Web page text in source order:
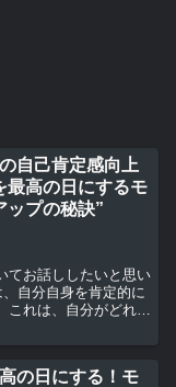
自己肯定感向上
最高の日にするモ
ップの秘訣”
てお話ししたいと思い
自分自身を肯定的に
れは、自分がどれだ
の日にする！モ